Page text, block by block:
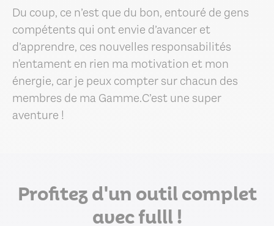
Du coup, ce n’est que du bon, entouré de gens
compétents qui ont envie d’avancer et
d’apprendre, ces nouvelles responsabilités
n'entament en rien ma motivation et mon
énergie, car je peux compter sur chacun des
membres de ma Gamme.C’est une super
aventure !
Profitez d'un outil complet
avec fulll !